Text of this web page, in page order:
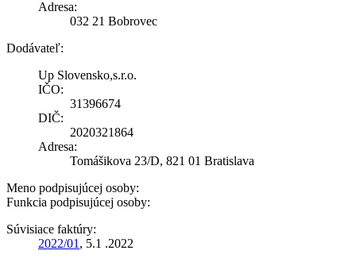
Adresa:
032 21 Bobrovec
Dodávateľ:
Up Slovensko,s.r.o.
IČO:
31396674
DIČ:
2020321864
Adresa:
Tomášikova 23/D, 821 01 Bratislava
Meno podpisujúcej osoby:
Funkcia podpisujúcej osoby:
Súvisiace faktúry:
2022/01 , 5.1 .2022